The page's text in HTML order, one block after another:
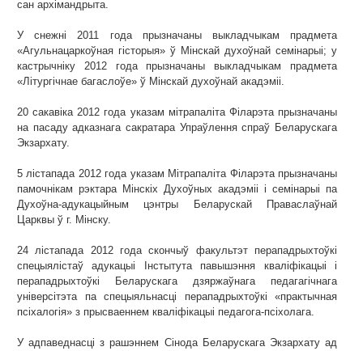
сан архімандрыта.
У снежні 2011 года прызначаны выкладчыкам прадмета
«Агульнацаркоўная гісторыя» ў Мінскай духоўнай семінарыі; у
кастрычніку 2012 года прызначаны выкладчыкам прадмета
«Літургічнае багаслоўе» ў Мінскай духоўнай акадэміі.
20 сакавіка 2012 года указам мітрапаліта Філарэта прызначаны
на пасаду адказнага сакратара Упраўлення спраў Беларускага
Экзархату.
5 лістапада 2012 года указам Мітрапаліта Філарэта прызначаны
памочнікам рэктара Мінскіх Духоўных акадэміі і семінарыі па
Духоўна-адукацыйным цэнтры Беларускай Праваслаўнай
Царквы ў г. Мінску.
24 лістапада 2012 года скончыў факультэт перападрыхтоўкі
спецыялістаў адукацыі Інстытута павышэння кваліфікацыі і
перападрыхтоўкі Беларускага дзяржаўнага педагагічнага
універсітэта па спецыяльнасці перападрыхтоўкі «практычная
псіхалогія» з прысваеннем кваліфікацыі педагога-псіхолага.
У адпаведнасці з рашэннем Сінода Беларускага Экзархату ад